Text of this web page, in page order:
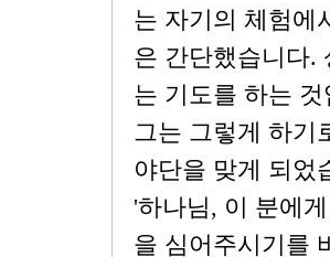
는 자기의 체험에
은 간단했습니다.
는 기도를 하는 것
그는 그렇게 하기
야단을 맞게 되었
'하나님, 이 분에
을 심어주시기를